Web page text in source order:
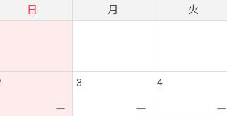
日 月 火
ー
3
ー
4
ー